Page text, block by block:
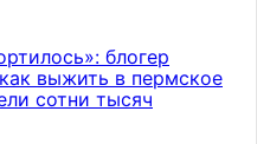
блогер
выжить в пермское
сотни тысяч